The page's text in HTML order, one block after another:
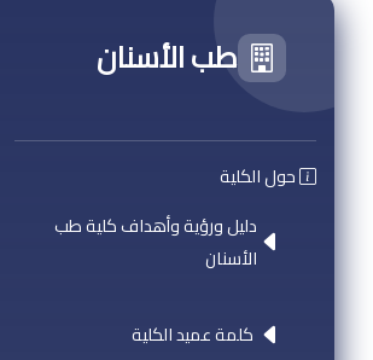
طب الأسنان
حول الكلية
دليل ورؤية وأهداف كلية طب
الأسنان
كلمة عميد الكلية